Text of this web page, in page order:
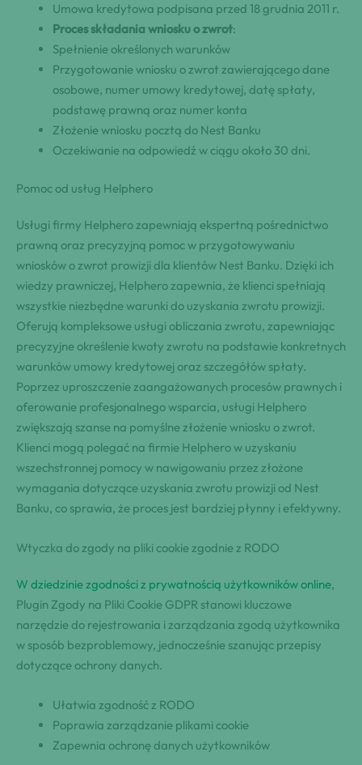
Umowa kredytowa podpisana przed 18 grudnia 2011 r.
Proces składania wniosku o zwrot:
Spełnienie określonych warunków
Przygotowanie wniosku o zwrot zawierającego dane
osobowe, numer umowy kredytowej, datę spłaty,
podstawę prawną oraz numer konta
Złożenie wniosku pocztą do Nest Banku
Oczekiwanie na odpowiedź w ciągu około 30 dni.
Pomoc od usług Helphero
Usługi firmy Helphero zapewniają ekspertną pośrednictwo
prawną oraz precyzyjną pomoc w przygotowywaniu
wniosków o zwrot prowizji dla klientów Nest Banku. Dzięki ich
wiedzy prawniczej, Helphero zapewnia, że klienci spełniają
wszystkie niezbędne warunki do uzyskania zwrotu prowizji.
Oferują kompleksowe usługi obliczania zwrotu, zapewniając
precyzyjne określenie kwoty zwrotu na podstawie konkretnych
warunków umowy kredytowej oraz szczegółów spłaty.
Poprzez uproszczenie zaangażowanych procesów prawnych i
oferowanie profesjonalnego wsparcia, usługi Helphero
zwiększają szanse na pomyślne złożenie wniosku o zwrot.
Klienci mogą polegać na firmie Helphero w uzyskaniu
wszechstronnej pomocy w nawigowaniu przez złożone
wymagania dotyczące uzyskania zwrotu prowizji od Nest
Banku, co sprawia, że proces jest bardziej płynny i efektywny.
Wtyczka do zgody na pliki cookie zgodnie z RODO
W dziedzinie zgodności z prywatnością użytkowników online,
Plugin Zgody na Pliki Cookie GDPR stanowi kluczowe
narzędzie do rejestrowania i zarządzania zgodą użytkownika
w sposób bezproblemowy, jednocześnie szanując przepisy
dotyczące ochrony danych.
Ułatwia zgodność z RODO
Poprawia zarządzanie plikami cookie
Zapewnia ochronę danych użytkowników